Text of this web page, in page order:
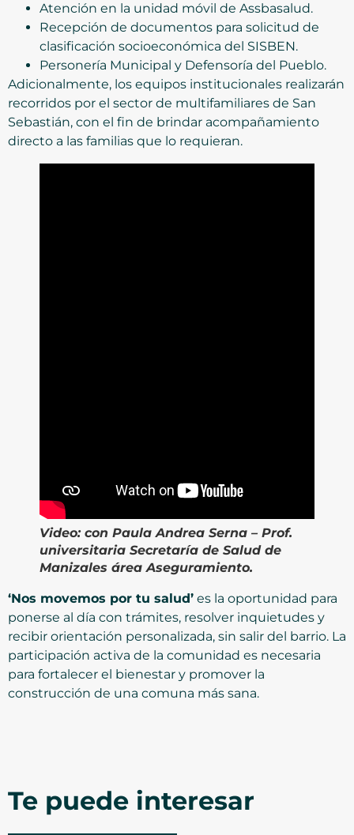
Atención en la unidad móvil de Assbasalud.
Recepción de documentos para solicitud de
clasificación socioeconómica del SISBEN.
Personería Municipal y Defensoría del Pueblo.
Adicionalmente, los equipos institucionales realizarán
recorridos por el sector de multifamiliares de San
Sebastián, con el fin de brindar acompañamiento
directo a las familias que lo requieran.
Video: con Paula Andrea Serna – Prof.
universitaria Secretaría de Salud de
Manizales área Aseguramiento.
‘Nos movemos por tu salud’ es la oportunidad para
ponerse al día con trámites, resolver inquietudes y
recibir orientación personalizada, sin salir del barrio. La
participación activa de la comunidad es necesaria
para fortalecer el bienestar y promover la
construcción de una comuna más sana.
Te puede interesar